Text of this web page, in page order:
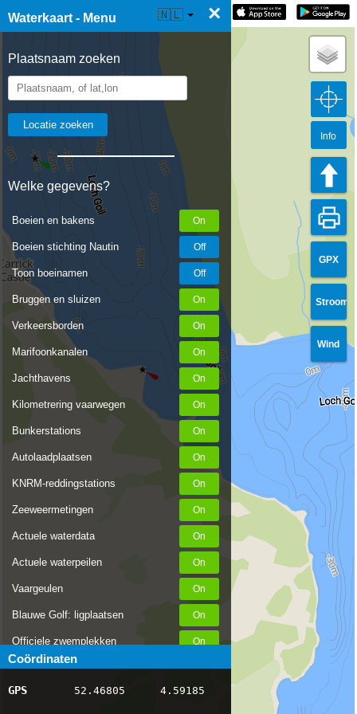
Waterkaart - Menu ×
Plaatsnaam zoeken
Welke gegevens?
Boeien en bakens
Boeien stichting Nautin
Toon boeinamen
Bruggen en sluizen
Verkeersborden
Marifoonkanalen
Jachthavens
Kilometrering vaarwegen
Bunkerstations
Autolaadplaatsen
KNRM-reddingstations
Zeeweermetingen
Actuele waterdata
Actuele waterpeilen
Vaargeulen
Blauwe Golf: ligplaatsen
Officiele zwemplekken
Stremmingen/hinder
AIS scheepsposities
Coördinaten
GPS 52.46805 4.59185
☰ Waterkaart Live 🇳🇱
GPX
Stroom
Wind
Info